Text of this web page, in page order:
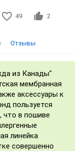
49 2
Отзывы
из Канады"
мембранная
аксессуары к
пользуется
что в пошиве
линейка
совершенно